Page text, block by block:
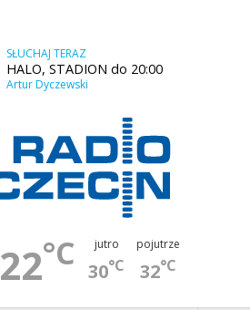
SŁUCHAJ TERAZ
HALO, STADION do 20:00
Artur Dyczewski
22°C jutro
30°C
pojutrze
32°C